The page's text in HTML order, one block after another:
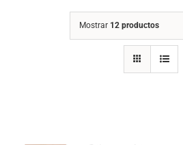
Mostrar 12 productos